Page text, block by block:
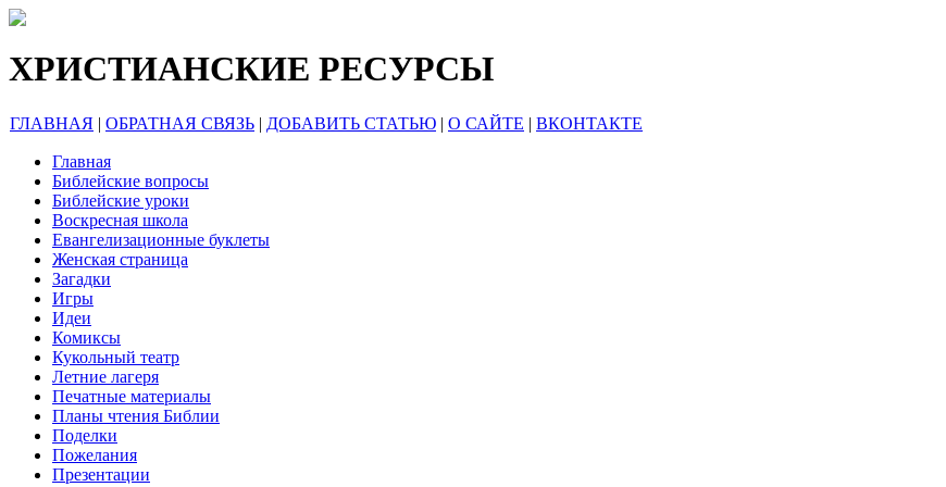
ХРИСТИАНСКИЕ РЕСУРСЫ
ГЛАВНАЯ | ОБРАТНАЯ СВЯЗЬ | ДОБАВИТЬ СТАТЬЮ | О САЙТЕ | ВКОНТАКТЕ
Главная
Библейские вопросы
Библейские уроки
Воскресная школа
Евангелизационные буклеты
Женская страница
Загадки
Игры
Идеи
Комиксы
Кукольный театр
Летние лагеря
Печатные материалы
Планы чтения Библии
Поделки
Пожелания
Презентации